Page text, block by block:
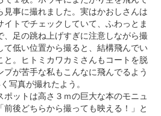
見事に撮れました。実はかおしさんは
トでチェックしていて、ふわっとま
、足の跳ね上げすぎに注意しながら撮
て低い位置から撮ると、結構飛んでい
と。ヒトミカワカミさんもコートを脱
が苦手な私もこんなに飛んでるよう
写真が撮れたよう。
ットは高さ３ｍの巨大な本のモニュ
前後どちらから撮っても映える！」と